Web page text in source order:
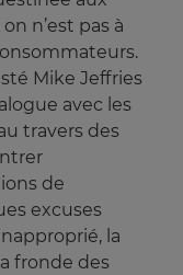
n’est pas à
Mike Jeffries
avec les
travers des
de
excuses
la
fronde des